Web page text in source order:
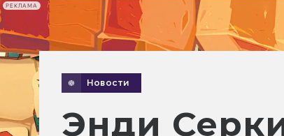
РЕКЛАМА
Новости
Энди